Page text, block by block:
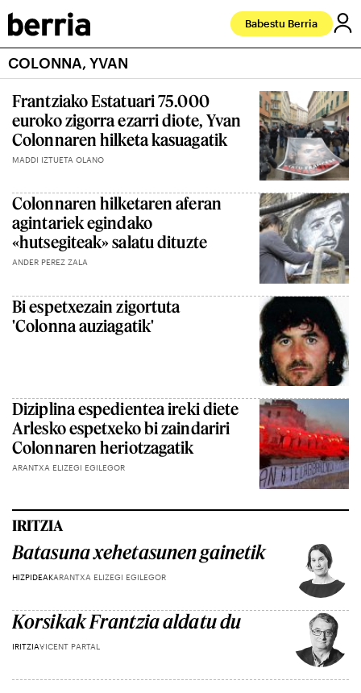
Babestu Berria
COLONNA, YVAN
Frantziako Estatuari 75.000
euroko zigorra ezarri diote, Yvan
Colonnaren hilketa kasuagatik
MADDI IZTUETA OLANO
Colonnaren hilketaren aferan
agintariek egindako
«hutsegiteak» salatu dituzte
ANDER PEREZ ZALA
Bi espetxezain zigortuta
'Colonna auziagatik'
Diziplina espedientea ireki diete
Arlesko espetxeko bi zaindariri
Colonnaren heriotzagatik
ARANTXA ELIZEGI EGILEGOR
IRITZIA
Batasuna xehetasunen gainetik
HIZPIDEAKARANTXA ELIZEGI EGILEGOR
Korsikak Frantzia aldatu du
IRITZIAVICENT PARTAL